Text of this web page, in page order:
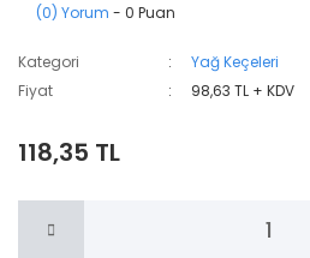
(0) Yorum - 0 Puan
Kategori
Yağ Keçeleri
Fiyat
98,63 TL + KDV
118,35 TL